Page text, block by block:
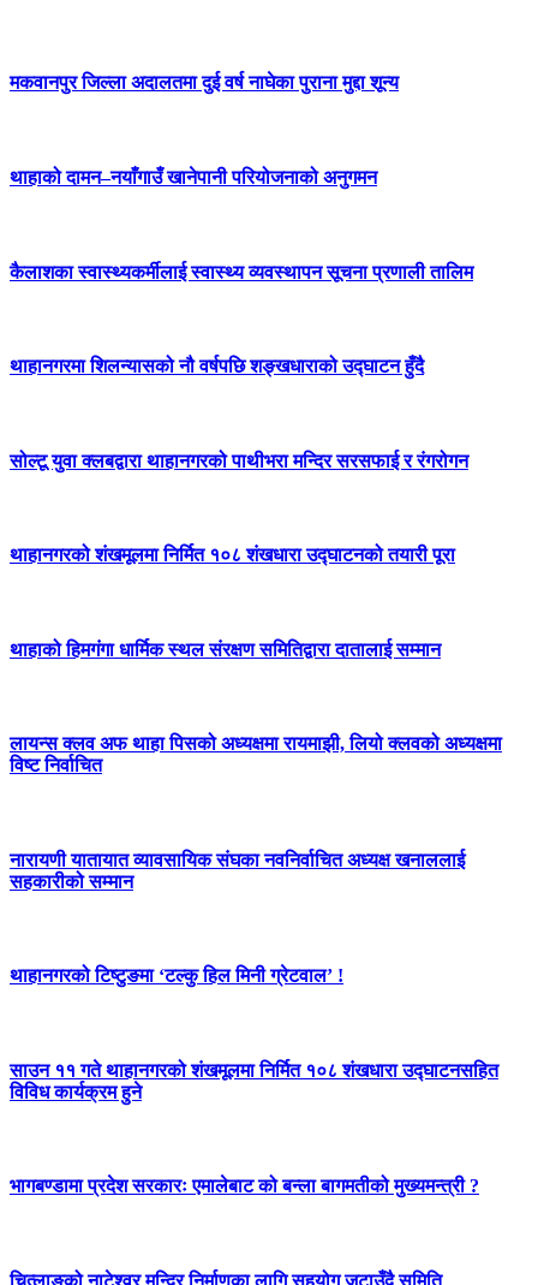
मकवानपुर जिल्ला अदालतमा दुई वर्ष नाघेका पुराना मुद्दा शून्य
थाहाको दामन–नयाँगाउँ खानेपानी परियोजनाको अनुगमन
कैलाशका स्वास्थ्यकर्मीलाई स्वास्थ्य व्यवस्थापन सूचना प्रणाली तालिम
थाहानगरमा शिलन्यासको नौ वर्षपछि शङ्खधाराको उद्घाटन हुँदै
सोल्टू युवा क्लबद्वारा थाहानगरको पाथीभरा मन्दिर सरसफाई र रंगरोगन
थाहानगरको शंखमूलमा निर्मित १०८ शंखधारा उद्घाटनको तयारी पूरा
थाहाको हिमगंगा धार्मिक स्थल संरक्षण समितिद्वारा दातालाई सम्मान
लायन्स क्लव अफ थाहा पिसको अध्यक्षमा रायमाझी, लियो क्लवको अध्यक्षमा
विष्ट निर्वाचित
नारायणी यातायात व्यावसायिक संघका नवनिर्वाचित अध्यक्ष खनाललाई
सहकारीको सम्मान
थाहानगरको टिष्टुङमा ‘टल्कु हिल मिनी ग्रेटवाल’ !
साउन ११ गते थाहानगरको शंखमूलमा निर्मित १०८ शंखधारा उद्घाटनसहित
विविध कार्यक्रम हुने
भागबण्डामा प्रदेश सरकारः एमालेबाट को बन्ला बागमतीको मुख्यमन्त्री ?
चित्लाङको नाटेश्वर मन्दिर निर्माणका लागि सहयोग जुटाउँदै समिति